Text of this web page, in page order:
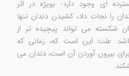
ای وجود دارد- بویژه در اثر
را نجات داد، کشیدن دندان تنها
شکسته می تواند پیچیده تر از
علت این است که، زمانی که
بیرون آوردن آن است، دندان می